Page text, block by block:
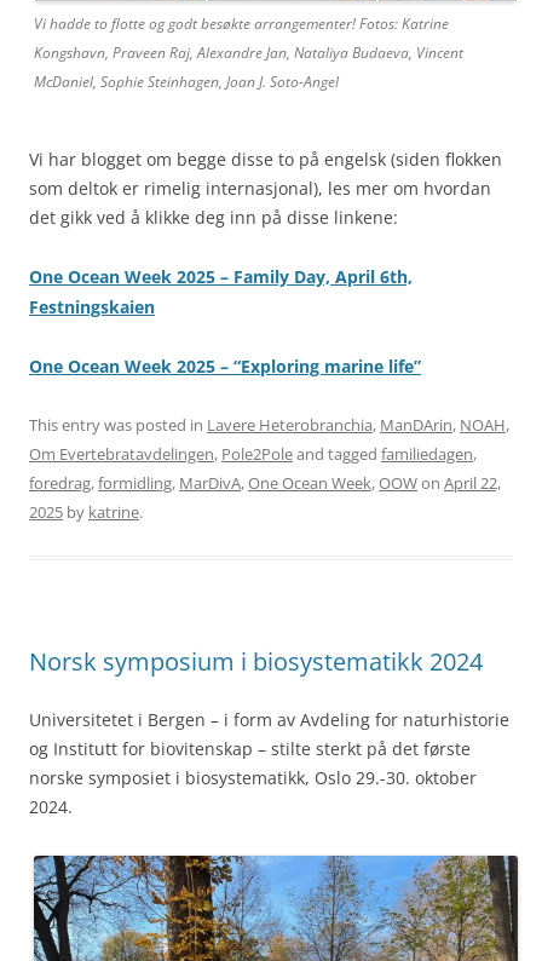
Vi hadde to flotte og godt besøkte arrangementer! Fotos: Katrine
Kongshavn, Praveen Raj, Alexandre Jan, Nataliya Budaeva, Vincent
McDaniel, Sophie Steinhagen, Joan J. Soto-Angel
Vi har blogget om begge disse to på engelsk (siden flokken
som deltok er rimelig internasjonal), les mer om hvordan
det gikk ved å klikke deg inn på disse linkene:
One Ocean Week 2025 – Family Day, April 6th,
Festningskaien
One Ocean Week 2025 – “Exploring marine life”
This entry was posted in Lavere Heterobranchia, ManDArin, NOAH,
Om Evertebratavdelingen, Pole2Poleand tagged familiedagen,
foredrag,formidling, MarDivA,One Ocean Week,OOWon April 22,
2025 by katrine.
Norsk symposium i biosystematikk 2024
Universitetet i Bergen – i form av Avdeling for naturhistorie
og Institutt for biovitenskap – stilte sterkt på det første
norske symposiet i biosystematikk, Oslo 29.-30. oktober
2024.